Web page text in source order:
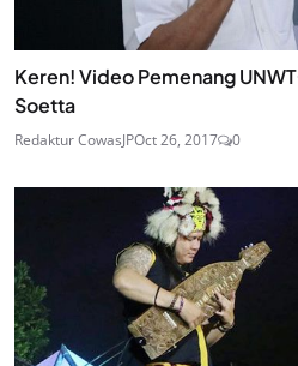
Keren! Video Pemenang
Soetta
Redaktur CowasJPOct 26, 2017 0